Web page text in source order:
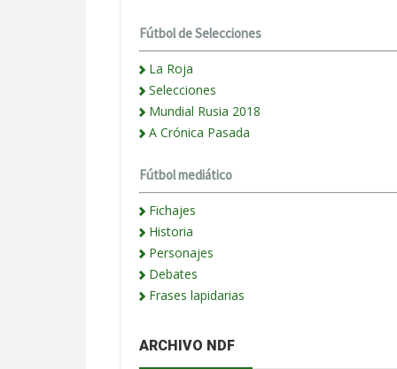
Fútbol de Selecciones
La Roja
Selecciones
Mundial Rusia 2018
A Crónica Pasada
Fútbol mediático
Fichajes
Historia
Personajes
Debates
Frases lapidarias
ARCHIVO NDF